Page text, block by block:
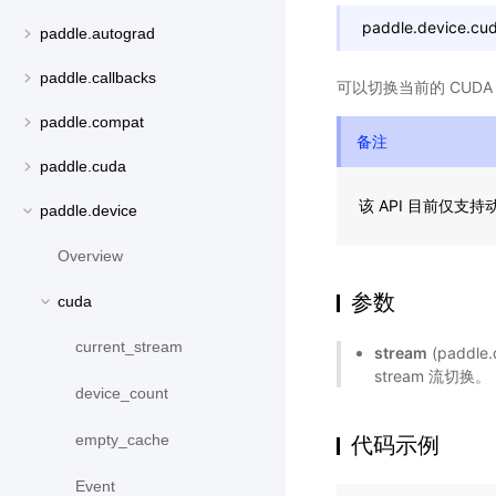
paddle.autograd
paddle.callbacks
paddle.compat
paddle.cuda
paddle.device
Overview
cuda
current_stream
device_count
empty_cache
Event
可以切换当前的
备注
该 API 目前仅支持
参数
stream
stream 流切换。
代码示例